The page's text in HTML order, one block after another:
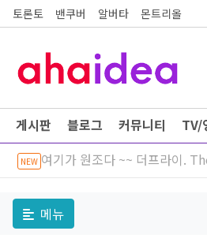
토론토 밴쿠버 알버타 몬트리올
게시판 블로그 커뮤니티 TV/
NEW 여기가 원조다 ~~ 더프라이.
메뉴